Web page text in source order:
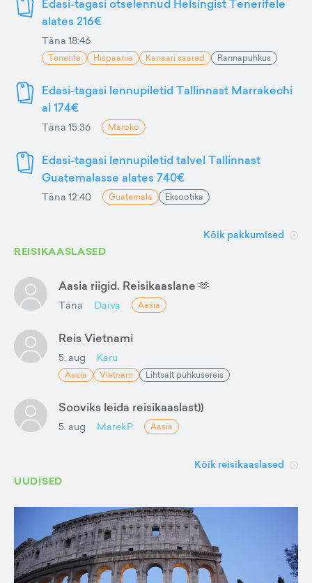
Edasi-tagasi otselennud Helsingist Tenerifele
alates 216€
Täna 18:46
Tenerife Hispaania Kanaari saared Rannapuhkus
Edasi-tagasi lennupiletid Tallinnast Marrakechi
al 174€
Täna 15:36 Maroko
Edasi-tagasi lennupiletid talvel Tallinnast
Guatemalasse alates 740€
Täna 12:40 Guatemala Eksootika
Kõik pakkumised
REISIKAASLASED
Aasia riigid. Reisikaaslane 🫶
Täna Daiva Aasia
Reis Vietnami
5. aug Karu
Aasia Vietnam Lihtsalt puhkusereis
Sooviks leida reisikaaslast))
5. aug MarekP Aasia
Kõik reisikaaslased
UUDISED